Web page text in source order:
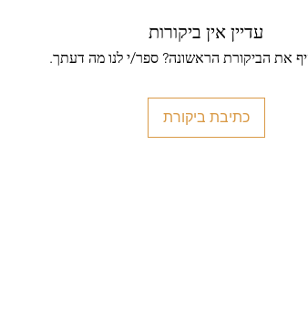
עדיין אין ביקורות
את הביקורת הראשונה? ספר/י לנו מה דעתך.
כתיבת ביקורת